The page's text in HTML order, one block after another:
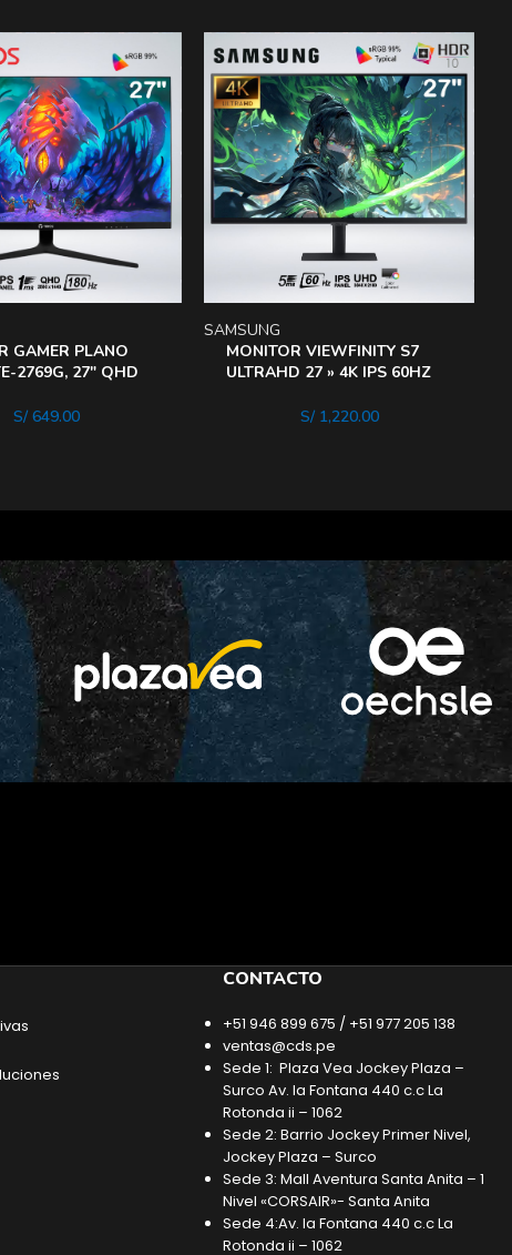
GAMER PLANO
2769G, 27″ QHD
S/649.00
MONITOR VIEWFINITY S7
ULTRAHD 27 » 4K IPS 60HZ
SAMSUNG
S/1,220.00
CONTACTO
+51 946 899 675 / +51 977 205 138
ventas@cds.pe
Sede 1: Plaza Vea Jockey Plaza –
Surco Av. la Fontana 440 c.c La
Rotonda ii – 1062
Sede 2: Barrio Jockey Primer Nivel,
Jockey Plaza – Surco
Sede 3: Mall Aventura Santa Anita – 1
Nivel «CORSAIR»- Santa Anita
Sede 4:Av. la Fontana 440 c.c La
Rotonda ii – 1062